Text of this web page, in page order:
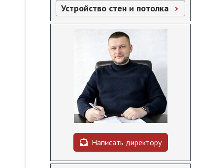
Устройство стен и потолка
Написать директору